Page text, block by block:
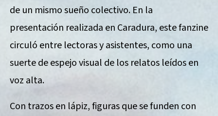
de un mismo sueño colectivo. En la
presentación realizada en Caradura, este fanzine
circuló entre lectoras y asistentes, como una
suerte de espejo visual de los relatos leídos en
voz alta.
Con trazos en lápiz, figuras que se funden con